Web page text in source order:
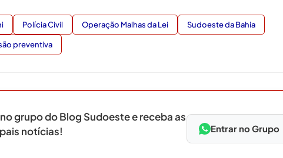
Polícia Civil Operação Malhas da Lei Sudoeste da Bahia
preventiva
grupo do Blog Sudoeste e receba as
notícias!
Entrar no Grupo